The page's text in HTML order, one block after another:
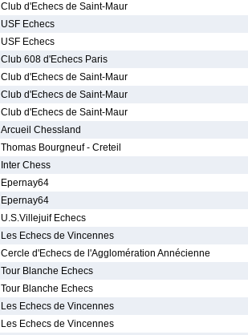
Club d'Echecs de Saint-Maur
USF Echecs
USF Echecs
Club 608 d'Echecs Paris
Club d'Echecs de Saint-Maur
Club d'Echecs de Saint-Maur
Club d'Echecs de Saint-Maur
Arcueil Chessland
Thomas Bourgneuf - Creteil
Inter Chess
Epernay64
Epernay64
U.S.Villejuif Echecs
Les Echecs de Vincennes
Cercle d'Echecs de l'Agglomération Annécienne
Tour Blanche Echecs
Tour Blanche Echecs
Les Echecs de Vincennes
Les Echecs de Vincennes